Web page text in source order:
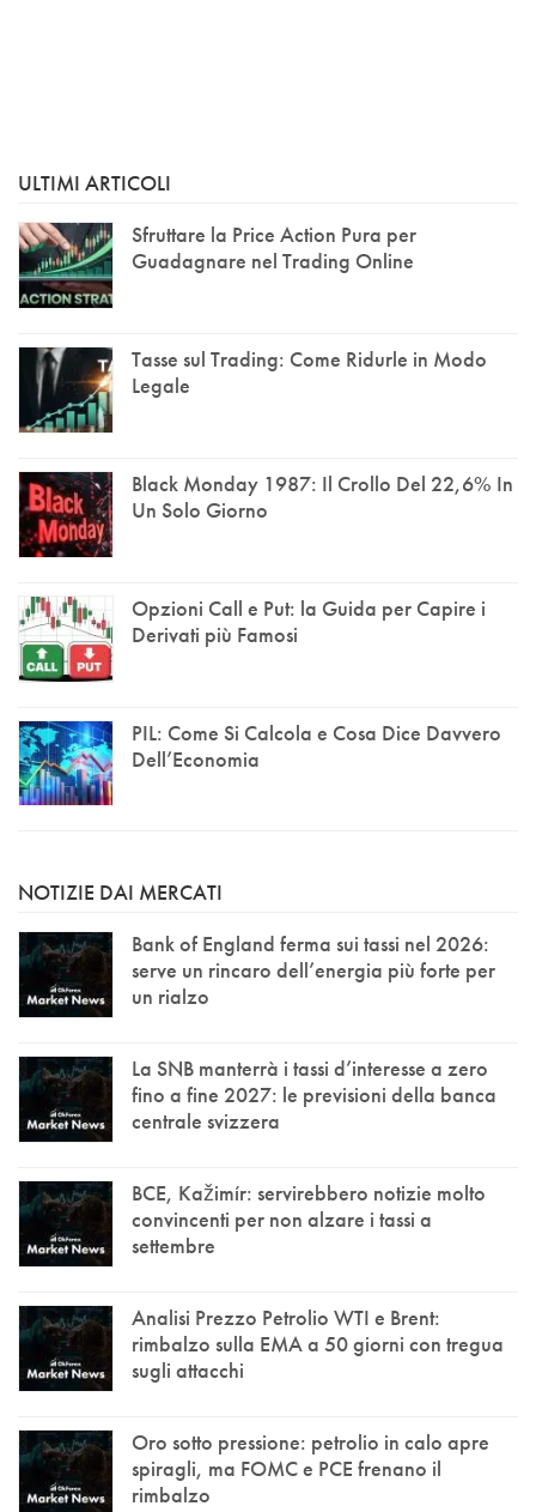
ULTIMI ARTICOLI
Sfruttare la Price Action Pura per
Guadagnare nel Trading Online
Tasse sul Trading: Come Ridurle in Modo
Legale
Black Monday 1987: Il Crollo Del 22,6% In
Un Solo Giorno
Opzioni Call e Put: la Guida per Capire i
Derivati più Famosi
PIL: Come Si Calcola e Cosa Dice Davvero
Dell’Economia
NOTIZIE DAI MERCATI
Bank of England ferma sui tassi nel 2026:
serve un rincaro dell’energia più forte per
un rialzo
La SNB manterrà i tassi d’interesse a zero
fino a fine 2027: le previsioni della banca
centrale svizzera
BCE, Kažimír: servirebbero notizie molto
convincenti per non alzare i tassi a
settembre
Analisi Prezzo Petrolio WTI e Brent:
rimbalzo sulla EMA a 50 giorni con tregua
sugli attacchi
Oro sotto pressione: petrolio in calo apre
spiragli, ma FOMC e PCE frenano il
rimbalzo